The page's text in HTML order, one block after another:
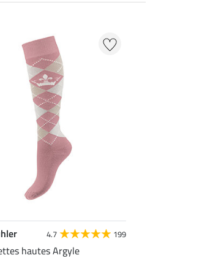
4.7 199
hautes Argyle